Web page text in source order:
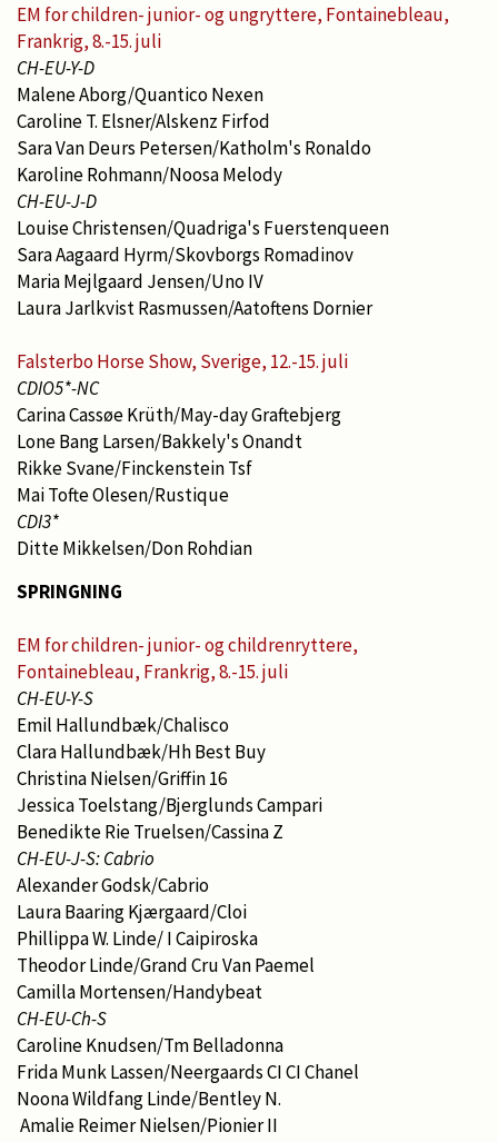
EM for children- junior- og ungryttere, Fontainebleau,
Frankrig, 8.-15. juli
CH-EU-Y-D
Malene Aborg/Quantico Nexen
Caroline T. Elsner/Alskenz Firfod
Sara Van Deurs Petersen/Katholm's Ronaldo
Karoline Rohmann/Noosa Melody
CH-EU-J-D
Louise Christensen/Quadriga's Fuerstenqueen
Sara Aagaard Hyrm/Skovborgs Romadinov
Maria Mejlgaard Jensen/Uno IV
Laura Jarlkvist Rasmussen/Aatoftens Dornier
Falsterbo Horse Show, Sverige, 12.-15. juli
CDIO5*-NC
Carina Cassøe Krüth/May-day Graftebjerg
Lone Bang Larsen/Bakkely's Onandt
Rikke Svane/Finckenstein Tsf
Mai Tofte Olesen/Rustique
CDI3*
Ditte Mikkelsen/Don Rohdian
SPRINGNING
EM for children- junior- og childrenryttere,
Fontainebleau, Frankrig, 8.-15. juli
CH-EU-Y-S
Emil Hallundbæk/Chalisco
Clara Hallundbæk/Hh Best Buy
Christina Nielsen/Griffin 16
Jessica Toelstang/Bjerglunds Campari
Benedikte Rie Truelsen/Cassina Z
CH-EU-J-S: Cabrio
Alexander Godsk/Cabrio
Laura Baaring Kjærgaard/Cloi
Phillippa W. Linde/ I Caipiroska
Theodor Linde/Grand Cru Van Paemel
Camilla Mortensen/Handybeat
CH-EU-Ch-S
Caroline Knudsen/Tm Belladonna
Frida Munk Lassen/Neergaards CI CI Chanel
Noona Wildfang Linde/Bentley N.
Amalie Reimer Nielsen/Pionier II